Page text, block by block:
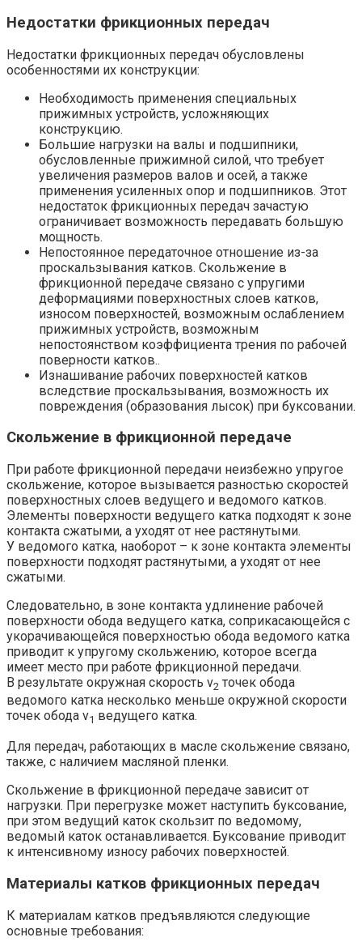
Недостатки фрикционных передач
Недостатки фрикционных передач обусловлены
особенностями их конструкции:
Необходимость применения специальных
прижимных устройств, усложняющих
конструкцию.
Большие нагрузки на валы и подшипники,
обусловленные прижимной силой, что требует
увеличения размеров валов и осей, а также
применения усиленных опор и подшипников. Этот
недостаток фрикционных передач зачастую
ограничивает возможность передавать большую
мощность.
Непостоянное передаточное отношение из-за
проскальзывания катков. Скольжение в
фрикционной передаче связано с упругими
деформациями поверхностных слоев катков,
износом поверхностей, возможным ослаблением
прижимных устройств, возможным
непостоянством коэффициента трения по рабочей
поверности катков..
Изнашивание рабочих поверхностей катков
вследствие проскальзывания, возможность их
повреждения (образования лысок) при буксовании.
Скольжение в фрикционной передаче
При работе фрикционной передачи неизбежно упругое
скольжение, которое вызывается разностью скоростей
поверхностных слоев ведущего и ведомого катков.
Элементы поверхности ведущего катка подходят к зоне
контакта сжатыми, а уходят от нее растянутыми.
У ведомого катка, наоборот – к зоне контакта элементы
поверхности подходят растянутыми, а уходят от нее
сжатыми.
Следовательно, в зоне контакта удлинение рабочей
поверхности обода ведущего катка, соприкасающейся с
укорачивающейся поверхностью обода ведомого катка
приводит к упругому скольжению, которое всегда
имеет место при работе фрикционной передачи.
В результате окружная скорость v2 точек обода
ведомого катка несколько меньше окружной скорости
точек обода v1 ведущего катка.
Для передач, работающих в масле скольжение связано,
также, с наличием масляной пленки.
Скольжение в фрикционной передаче зависит от
нагрузки. При перегрузке может наступить буксование,
при этом ведущий каток скользит по ведомому,
ведомый каток останавливается. Буксование приводит
к интенсивному износу рабочих поверхностей.
Материалы катков фрикционных передач
К материалам катков предъявляются следующие
основные требования: